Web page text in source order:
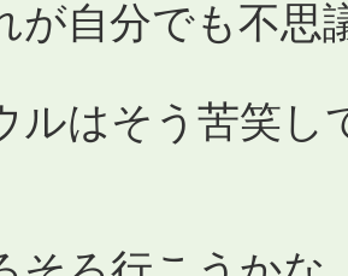
が自分でも不
はそう苦笑し